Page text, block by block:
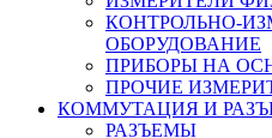
КОНТРОЛЬНО-
ОБОРУДОВАНИЕ
ПРИБОРЫ НА
ПРОЧИЕ
КОММУТАЦИЯ И
РАЗЪЕМЫ